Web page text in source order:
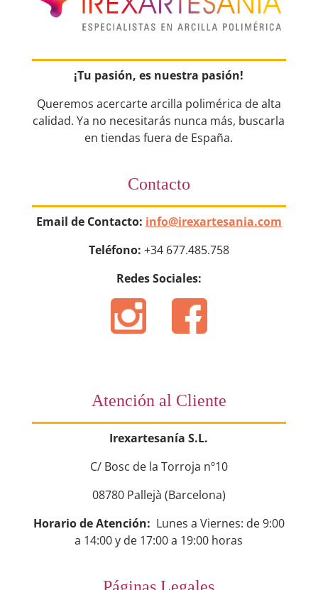
¡Tu pasión, es nuestra pasión!
Queremos acercarte arcilla polimérica de alta
calidad. Ya no necesitarás nunca más, buscarla
en tiendas fuera de España.
Contacto
Email de Contacto: info@irexartesania.com
Teléfono: +34 677.485.758
Redes Sociales:
Atención al Cliente
Irexartesanía S.L.
C/ Bosc de la Torroja nº10
08780 Pallejà (Barcelona)
Horario de Atención: Lunes a Viernes: de 9:00
a 14:00 y de 17:00 a 19:00 horas
Páginas Legales